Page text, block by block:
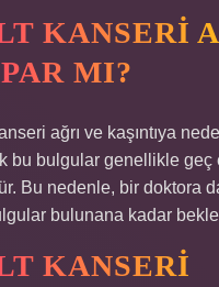
KANSERI
MI?
ağrı ve kaşıntıya
bu bulgular genellikle geç
Bu nedenle, bir doktora
bulunana kadar
KANSERI